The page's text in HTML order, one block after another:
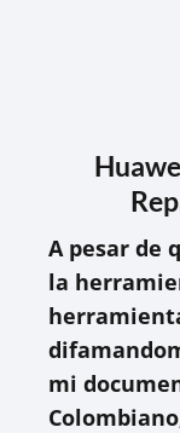
A pesar de
la
mi